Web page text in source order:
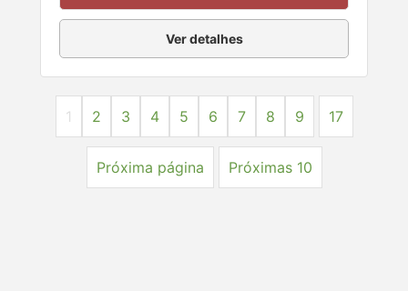
Ver detalhes
1 2 3 4 5 6 7 8 9 17
Próxima página Próximas 10